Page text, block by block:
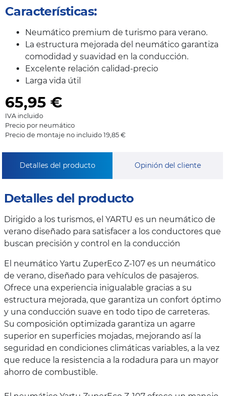
Características:
Neumático premium de turismo para verano.
La estructura mejorada del neumático garantiza
comodidad y suavidad en la conducción.
Excelente relación calidad-precio
Larga vida útil
65,95 €
IVA incluido
Precio por neumático
Precio de montaje no incluido 19,85 €
Detalles del producto Opinión del cliente
Detalles del producto
Dirigido a los turismos, el YARTU es un neumático de
verano diseñado para satisfacer a los conductores que
buscan precisión y control en la conducción
El neumático Yartu ZuperEco Z-107 es un neumático
de verano, diseñado para vehículos de pasajeros.
Ofrece una experiencia inigualable gracias a su
estructura mejorada, que garantiza un confort óptimo
y una conducción suave en todo tipo de carreteras.
Su composición optimizada garantiza un agarre
superior en superficies mojadas, mejorando así la
seguridad en condiciones climáticas variables, a la vez
que reduce la resistencia a la rodadura para un mayor
ahorro de combustible.